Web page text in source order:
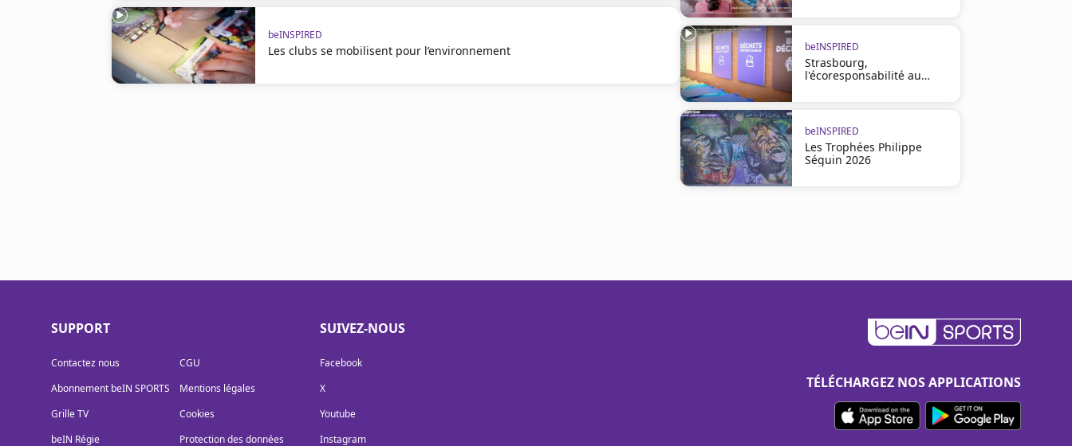
beINSPIRED
Les clubs se mobilisent pour l’environnement beINSPIRED
Strasbourg,
l'écoresponsabilité au
beINSPIRED
Les Trophées Philippe
Séguin 2026
SUPPORT
Contactez nous
Abonnement beIN SPORTS
Grille TV
beIN Régie
CGU
Mentions légales
Cookies
Protection des données
SUIVEZ-NOUS
Facebook
X
Youtube
Instagram
TÉLÉCHARGEZ NOS APPLICATIONS